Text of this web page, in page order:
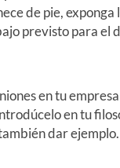
de pie, exponga
previsto para el
en tu
en tu
dar ejemplo.